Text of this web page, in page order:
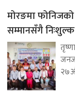
मोरङमा
सम्मानसँगै